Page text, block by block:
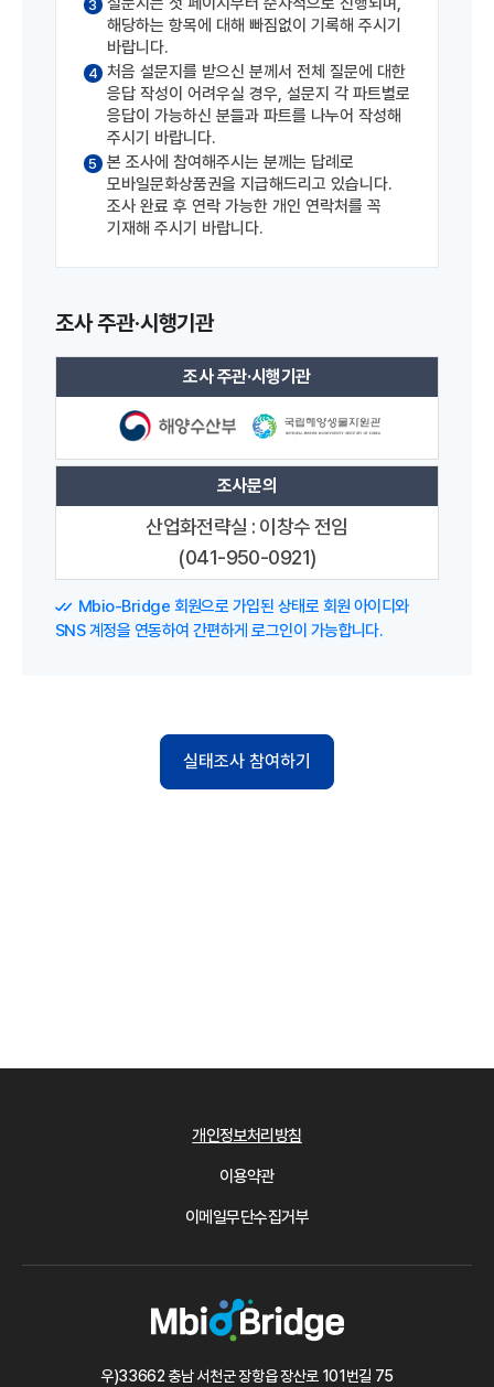
3
해당하는 항목에 대해 빠짐없이 기록해 주시기
바랍니다.
4 처음 설문지를 받으신 분께서 전체 질문에 대한
응답 작성이 어려우실 경우, 설문지 각 파트별로
응답이 가능하신 분들과 파트를 나누어 작성해
주시기 바랍니다.
5
본 조사에 참여해주시는 분께는 답례로
모바일문화상품권을 지급해드리고 있습니다.
조사 완료 후 연락 가능한 개인 연락처를 꼭
기재해 주시기 바랍니다.
조사 주관·시행기관
조사 주관·시행기관
조사문의
산업화전략실 : 이창수 전임
(041-950-0921)
Mbio-Bridge 회원으로 가입된 상태로 회원 아이디와
SNS 계정을 연동하여 간편하게 로그인이 가능합니다.
실태조사 참여하기
개인정보처리방침
이용약관
이메일무단수집거부
우)33662 충남 서천군 장항읍 장산로 101번길 75